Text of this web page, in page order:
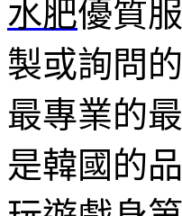
水肥優質
製或詢問的
最專業的
是韓國的